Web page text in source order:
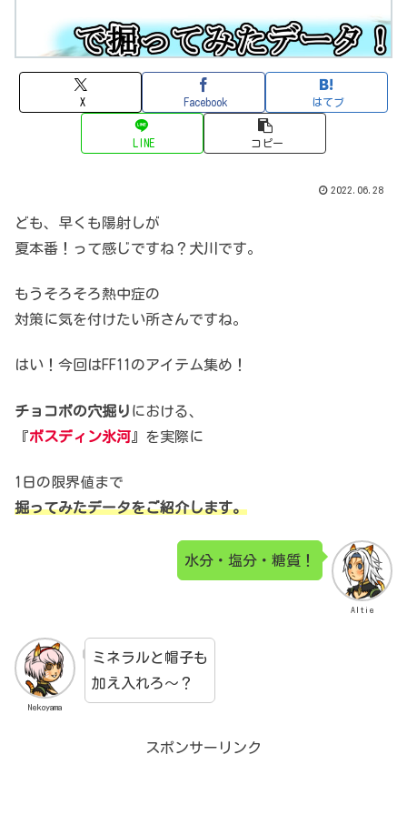
X Facebook はてブ
LINE コピー
2022.06.28
ども、早くも陽射しが
夏本番！って感じですね？犬川です。
もうそろそろ熱中症の
対策に気を付けたい所さんですね。
はい！今回はFF11のアイテム集め！
チョコボの穴掘り における、
『ボスディン氷河 』を実際に
1日の限界値まで
掘ってみたデータをご紹介します。
Altie
水分・塩分・糖質！
Nekoyama
ミネラルと帽子も
加え入れろ～？
スポンサーリンク